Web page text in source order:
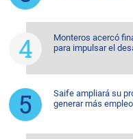
Monteros acercó
para impulsar el
Saife ampliará su
generar más